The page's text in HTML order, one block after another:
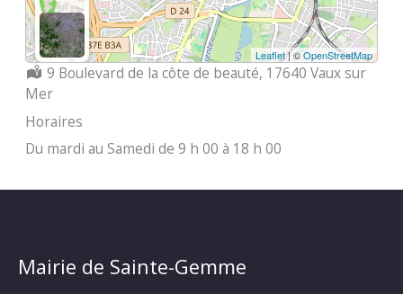
Leaflet| ©OpenStreetMap
Localisation :
9 Boulevard de la côte de beauté, 17640 Vaux sur
Mer
Horaires
Du mardi au Samedi de 9 h 00 à 18 h 00
Mairie de Sainte-Gemme